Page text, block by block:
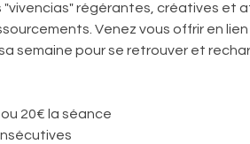
régérantes, créatives et
Venez vous offrir en
semaine pour se retrouver et
20€ la séance